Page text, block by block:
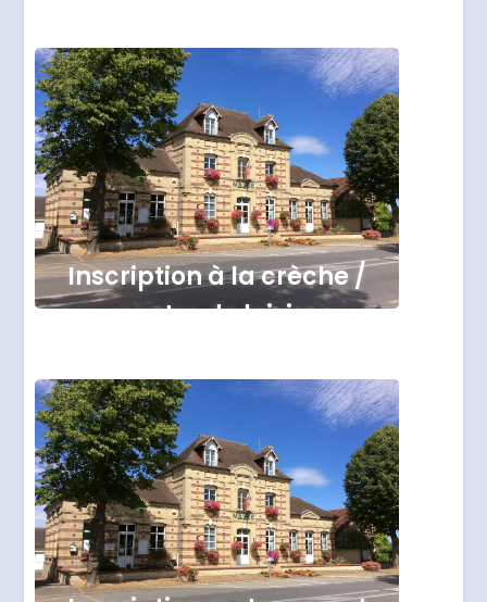
Inscription à la crèche /
centre de loisirs